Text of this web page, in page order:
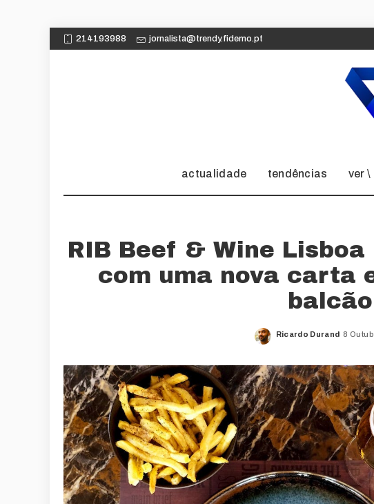
214193988 jornalista@trendy.fidemo.pt
actualidade tendências ver \
RIB Beef & Wine
com uma nova carta
balcão
Posted
Ricardo Durand 8